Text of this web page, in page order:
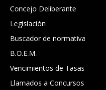
Concejo Deliberante
Legislación
Buscador de normativa
B.O.E.M.
Vencimientos de Tasas
Llamados a Concursos